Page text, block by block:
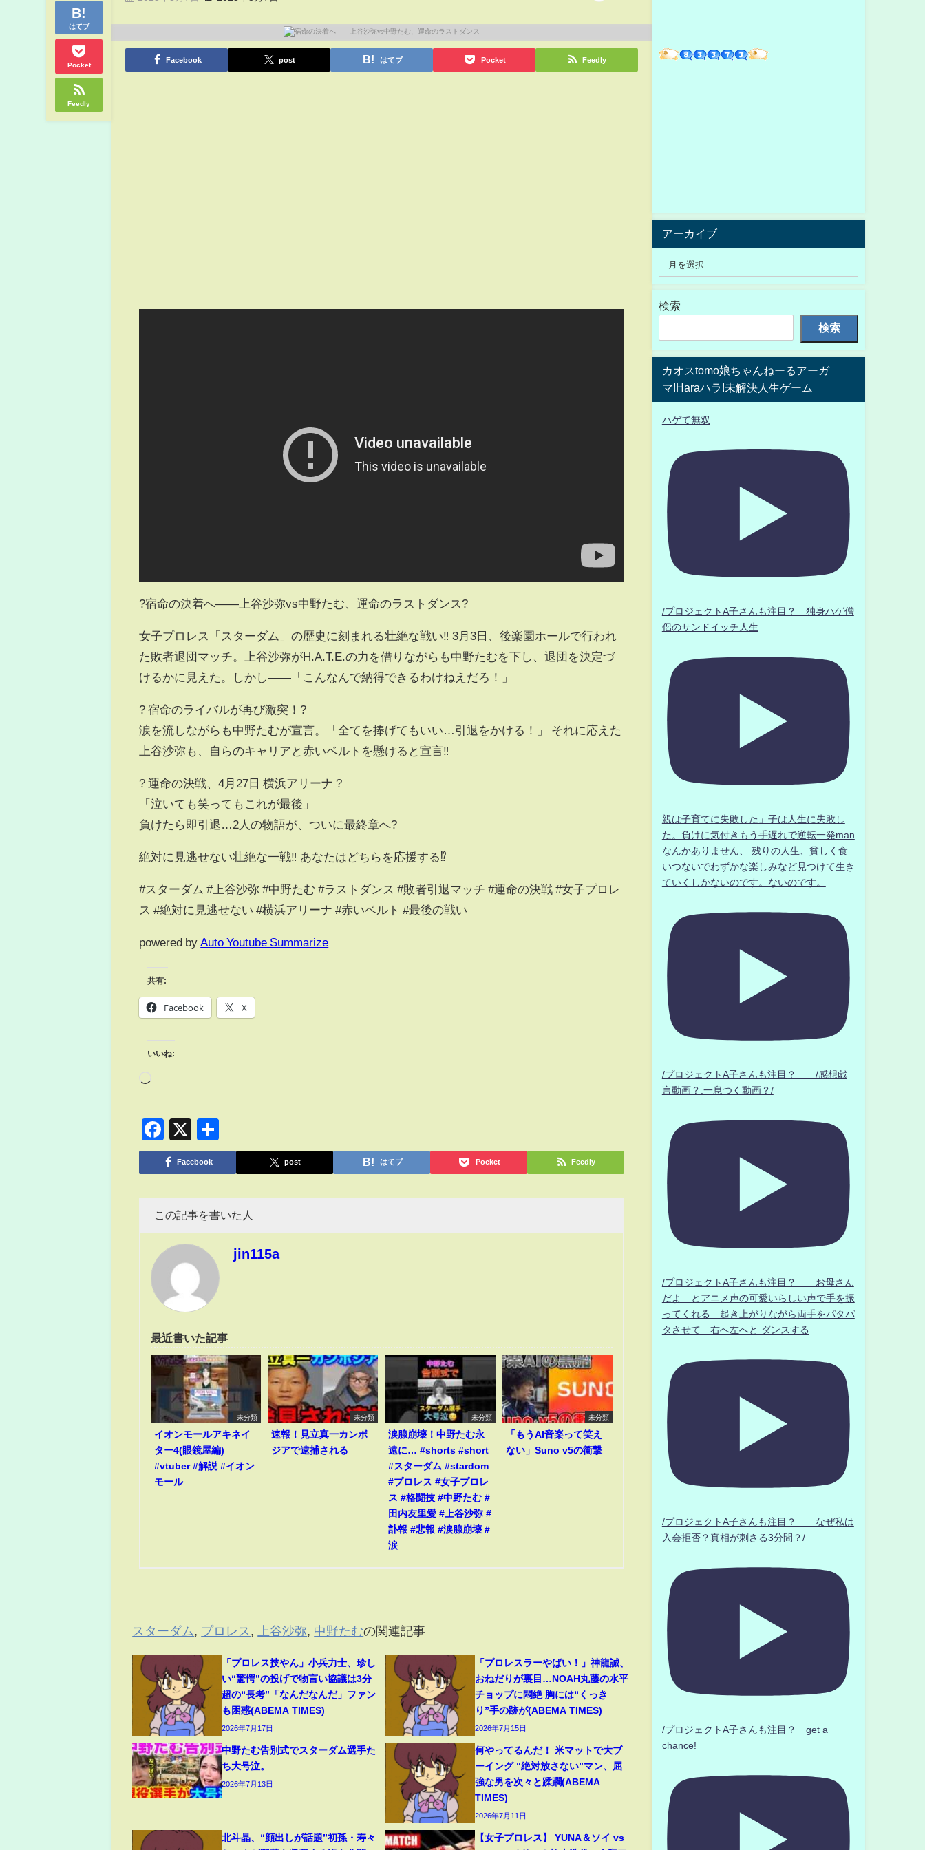
はてブ
Pocket
Feedly
Facebook post はてブ Pocket Feedly
?宿命の決着へ――上谷沙弥vs中野たむ、運命のラストダンス?
女子プロレス「スターダム」の歴史に刻まれる壮絶な戦い‼️ 3月3日、後楽園ホールで行われ
た敗者退団マッチ。上谷沙弥がH.A.T.E.の力を借りながらも中野たむを下し、退団を決定づ
けるかに見えた。しかし――「こんなんで納得できるわけねえだろ！」
? 宿命のライバルが再び激突！?
涙を流しながらも中野たむが宣言。「全てを捧げてもいい…引退をかける！」 それに応えた
上谷沙弥も、自らのキャリアと赤いベルトを懸けると宣言‼️
? 運命の決戦、4月27日 横浜アリーナ ?
「泣いても笑ってもこれが最後」
負けたら即引退…2人の物語が、ついに最終章へ?
絶対に見逃せない壮絶な一戦‼️ あなたはどちらを応援する⁉️
#スターダム #上谷沙弥 #中野たむ #ラストダンス #敗者引退マッチ #運命の決戦 #女子プロレ
ス #絶対に見逃せない #横浜アリーナ #赤いベルト #最後の戦い
powered by Auto Youtube Summarize
共有:
Facebook X
いいね:
Facebook
X
有
Facebook post はてブ Pocket Feedly
この記事を書いた人
jin115a
最近書いた記事
未分類
イオンモールアキネイ
ター4(眼鏡屋編)
#vtuber #解説 #イオン
モール
未分類
速報！見立真一カンボ
ジアで逮捕される
未分類
涙腺崩壊！中野たむ永
遠に… #shorts #short
#スターダム #stardom
#プロレス #女子プロレ
ス #格闘技 #中野たむ #
田内友里愛 #上谷沙弥 #
訃報 #悲報 #涙腺崩壊 #
涙
未分類
「もうAI音楽って笑え
ない」Suno v5の衝撃
スターダム, プロレス , 上谷沙弥, 中野たむの関連記事
「プロレス技やん」小兵力士、珍し
い“驚愕”の投げで物言い協議は3分
超の“長考”「なんだなんだ」ファン
も困惑(ABEMA TIMES)
2026年7月17日
「プロレスラーやばい！」神龍誠、
おねだりが裏目…NOAH丸藤の水平
チョップに悶絶 胸には“くっき
り”手の跡が(ABEMA TIMES)
2026年7月15日
中野たむ告別式でスターダム選手た
ち大号泣。
2026年7月13日
何やってるんだ！ 米マットで大ブ
ーイング “絶対放さない”マン、屈
強な男を次々と蹂躙(ABEMA
TIMES)
2026年7月11日
北斗晶、“顔出しが話題”初孫・寿々
【女子プロレス】 YUNA＆ソイ vs
アーカイブ
検索
検索
カオスtomo娘ちゃんねーるアーガ
マ!Haraハラ!未解決人生ゲーム
ハゲて無双
/プロジェクトA子さんも注目？ 独身ハゲ僧
侶のサンドイッチ人生
親は子育てに失敗した」子は人生に失敗し
た。負けに気付きもう手遅れで逆転一発man
なんかありません、 残りの人生、貧しく食
いつないでわずかな楽しみなど見つけて生き
ていくしかないのです。ないのです。
/プロジェクトA子さんも注目？ /感想戯
言動画？.一息つく動画？/
/プロジェクトA子さんも注目？ お母さん
だよ とアニメ声の可愛いらしい声で手を振
ってくれる 起き上がりながら両手をパタパ
タさせて 右へ左へと ダンスする
/プロジェクトA子さんも注目？ なぜ私は
入会拒否？真相が刺さる3分間？/
/プロジェクトA子さんも注目？ get a
chance!